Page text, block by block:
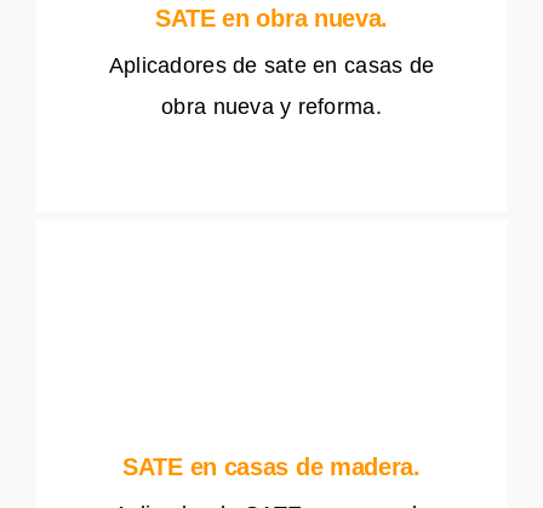
SATE en obra nueva.
Aplicadores de sate en casas de
obra nueva y reforma.
SATE en casas de madera.